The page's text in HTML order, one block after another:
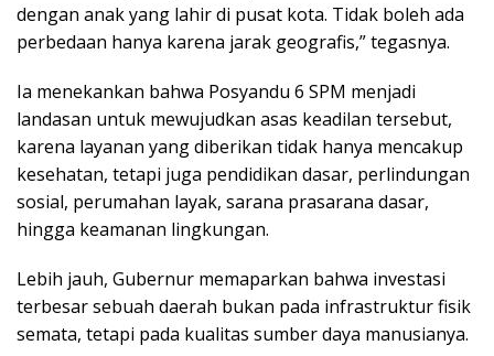
dengan anak yang lahir di pusat kota. Tidak boleh ada
perbedaan hanya karena jarak geografis,” tegasnya.
Ia menekankan bahwa Posyandu 6 SPM menjadi
landasan untuk mewujudkan asas keadilan tersebut,
karena layanan yang diberikan tidak hanya mencakup
kesehatan, tetapi juga pendidikan dasar, perlindungan
sosial, perumahan layak, sarana prasarana dasar,
hingga keamanan lingkungan.
Lebih jauh, Gubernur memaparkan bahwa investasi
terbesar sebuah daerah bukan pada infrastruktur fisik
semata, tetapi pada kualitas sumber daya manusianya.